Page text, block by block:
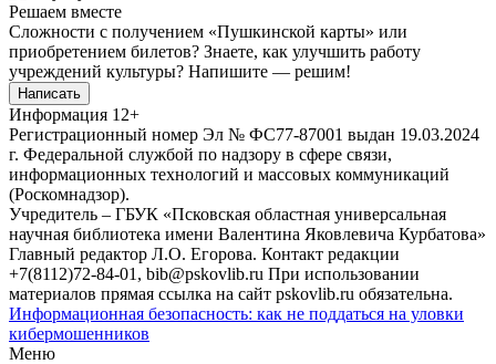
Решаем вместе
Сложности с получением «Пушкинской карты» или
приобретением билетов? Знаете, как улучшить работу
учреждений культуры? Напишите — решим!
Написать
Информация 12+
Регистрационный номер Эл № ФС77-87001 выдан 19.03.2024
г. Федеральной службой по надзору в сфере связи,
информационных технологий и массовых коммуникаций
(Роскомнадзор).
Учредитель – ГБУК «Псковская областная универсальная
научная библиотека имени Валентина Яковлевича Курбатова»
Главный редактор Л.О. Егорова. Контакт редакции
+7(8112)72-84-01, bib@pskovlib.ru При использовании
материалов прямая ссылка на сайт pskovlib.ru обязательна.
Информационная безопасность: как не поддаться на уловки
кибермошенников
Меню